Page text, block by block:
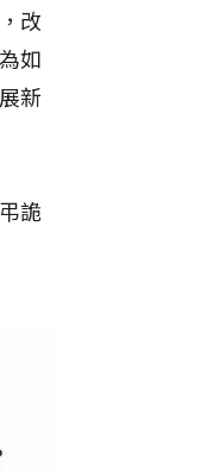
改
如
新
詭